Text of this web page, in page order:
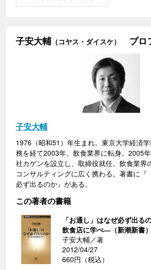
子安大輔 （コヤス・ダイスケ） プロ
子安大輔
1976（昭和51）年生まれ。東京大学経済
務を経て2003年、飲食業界に転身。2005
社カゲンを設立し、取締役就任。飲食業界
コンサルティングに広く携わる。著書に『
必ず出るのか』がある。
この著者の書籍
「お通し」はなぜ必ず出
飲食店に学べ―（新潮新書）
子安大輔／著
2012/04/27
660円（税込）